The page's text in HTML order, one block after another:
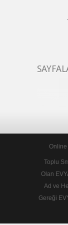
Online
Toplu
Olan
Ad ve
Gereği